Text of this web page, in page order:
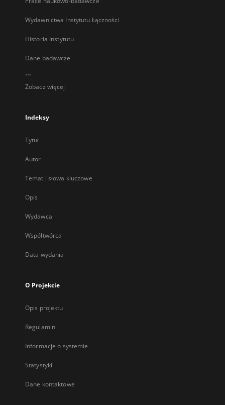
Wydawnictwa Instytutu Łączności
Historia Instytutu
Dane badawcze
...
Zobacz więcej
Indeksy
Tytuł
Autor
Temat i słowa kluczowe
Opis
Wydawca
Współtwórca
Data wydania
O Projekcie
Opis projektu
Regulamin
Informacje o systemie
Statystyki
Dane kontaktowe